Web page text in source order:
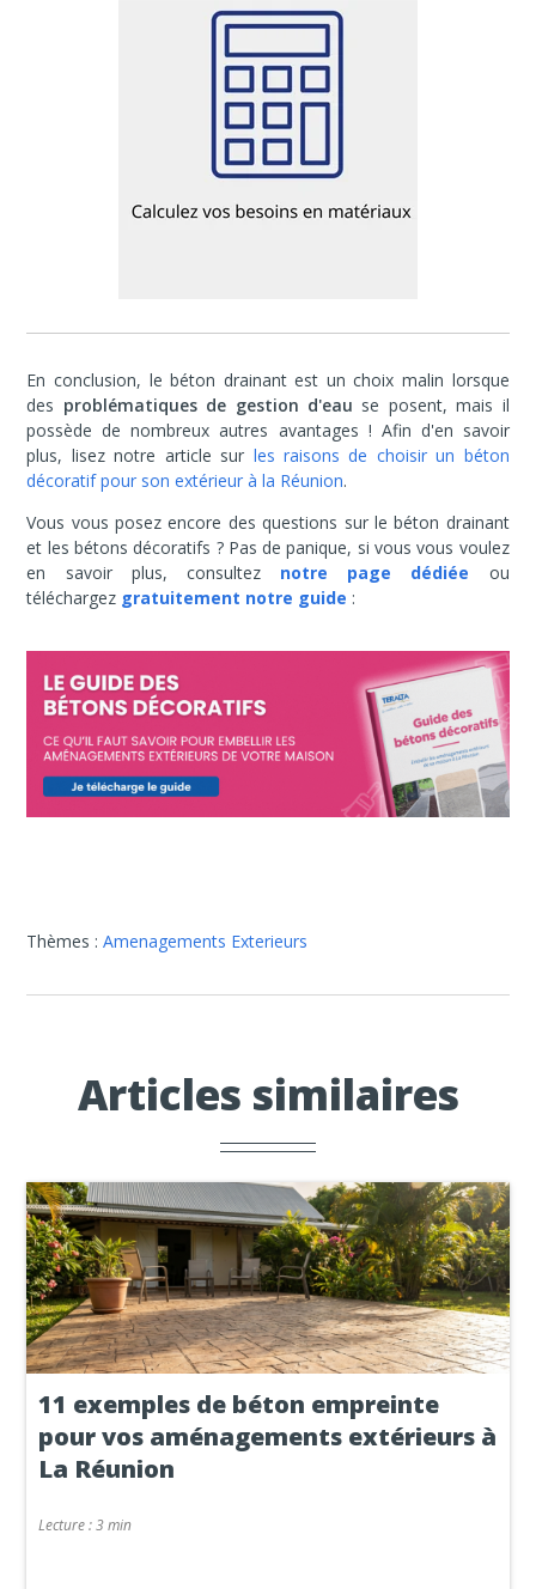
En conclusion, le béton drainant est un choix malin lorsque
des problématiques de gestion d'eau se posent, mais il
possède de nombreux autres avantages ! Afin d'en savoir
plus, lisez notre article sur les raisons de choisir un béton
décoratif pour son extérieur à la Réunion.
Vous vous posez encore des questions sur le béton drainant
et les bétons décoratifs ? Pas de panique, si vous vous voulez
en savoir plus, consulteznotre page dédiée ou
téléchargez gratuitement notre guide :
Thèmes :Amenagements Exterieurs
Articles similaires
11 exemples de béton empreinte
pour vos aménagements extérieurs à
La Réunion
Lecture :3 min